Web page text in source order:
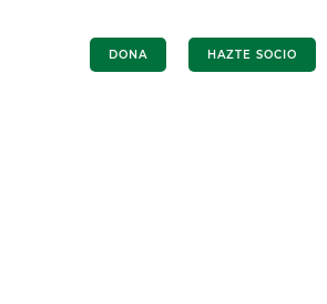
DONA HAZTE SOCIO